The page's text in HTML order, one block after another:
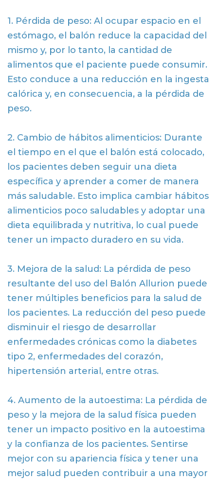
1. Pérdida de peso: Al ocupar espacio en el
estómago, el balón reduce la capacidad del
mismo y, por lo tanto, la cantidad de
alimentos que el paciente puede consumir.
Esto conduce a una reducción en la ingesta
calórica y, en consecuencia, a la pérdida de
peso.
2. Cambio de hábitos alimenticios: Durante
el tiempo en el que el balón está colocado,
los pacientes deben seguir una dieta
específica y aprender a comer de manera
más saludable. Esto implica cambiar hábitos
alimenticios poco saludables y adoptar una
dieta equilibrada y nutritiva, lo cual puede
tener un impacto duradero en su vida.
3. Mejora de la salud: La pérdida de peso
resultante del uso del Balón Allurion puede
tener múltiples beneficios para la salud de
los pacientes. La reducción del peso puede
disminuir el riesgo de desarrollar
enfermedades crónicas como la diabetes
tipo 2, enfermedades del corazón,
hipertensión arterial, entre otras.
4. Aumento de la autoestima: La pérdida de
peso y la mejora de la salud física pueden
tener un impacto positivo en la autoestima
y la confianza de los pacientes. Sentirse
mejor con su apariencia física y tener una
mejor salud pueden contribuir a una mayor